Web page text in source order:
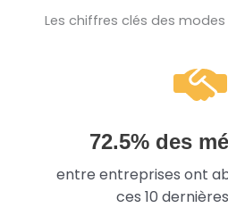
Les chiffres clés des
72.5% des
entre entreprises ont
ces 10